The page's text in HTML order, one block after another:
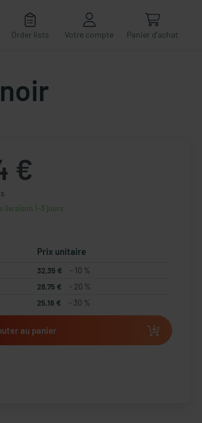
Order lists Votre compte Panier d'achat
€
livraison 1-3 jours
Prix unitaire
32,35 €
- 10 %
28,75 €
- 20 %
25,16 € - 30 %
au panier